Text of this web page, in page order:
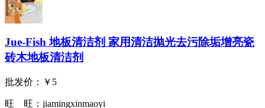
Jue-Fish 地板清洁剂 家用清洁抛光去污除垢增亮瓷
砖木地板清洁剂
批发价： ￥5
旺 旺： jiamingxinmaoyi